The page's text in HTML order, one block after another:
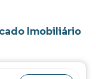
Imobiliário